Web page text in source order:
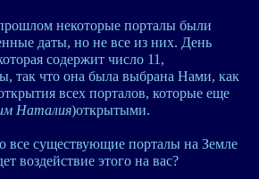
некоторые порталы были
даты, но не все из них. День
содержит число 11,
так что она была выбрана Нами, как
всех порталов, которые еще
Наталия)открытыми.
все существующие порталы на Земле
воздействие этого на вас?